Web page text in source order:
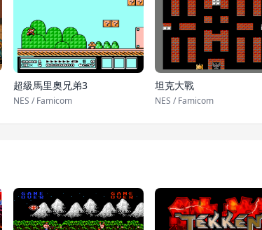
超級馬里奧兄弟3
NES / Famicom
坦克大戰
NES / Famicom